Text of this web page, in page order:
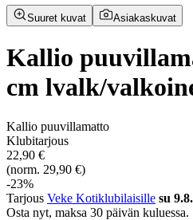
Suuret kuvat Asiakaskuvat
Kallio
cm lvalk/
Kallio puuvillamatto
Klubitarjous
22,90 €
(norm. 29,90 €)
-23%
Tarjous Veke Kotiklubilaisille su
Osta nyt, ­maksa 30 päivän kuluessa.